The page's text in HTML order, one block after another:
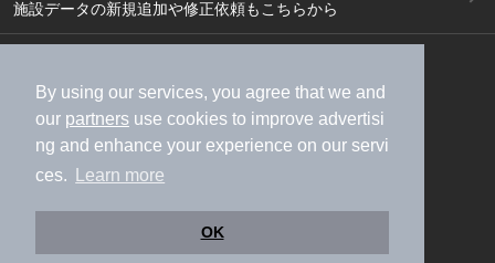
By using our services, you agree that we and
our partners use cookies to improve advertisi
ng and enhance your experience on our servi
ces.
Learn more
OK
施設データの新規追加や修正依頼もこちらから
加盟店募集（資料請求）
広告出稿のご案内
利用規約
ライフスタイルMEMBERS+規約
特定商取引法に基づく表記
ヘルプ
採用情報
運営会社